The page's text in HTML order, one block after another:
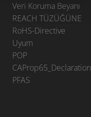
Veri Koruma Beyanı
REACH TÜZÜĞÜNE
RoHS-Directive
Uyum
POP
CAProp65_Declaration
PFAS